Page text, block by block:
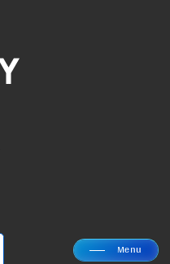
Menu